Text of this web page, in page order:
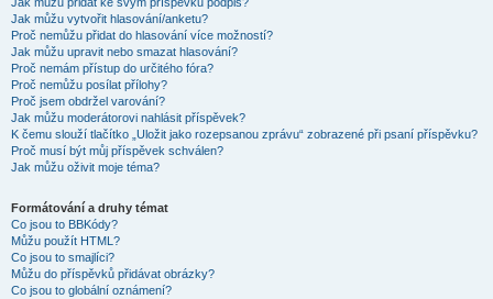
Jak můžu vytvořit hlasování/anketu?
Proč nemůžu přidat do hlasování více možností?
Jak můžu upravit nebo smazat hlasování?
Proč nemám přístup do určitého fóra?
Proč nemůžu posílat přílohy?
Proč jsem obdržel varování?
Jak můžu moderátorovi nahlásit příspěvek?
K čemu slouží tlačítko „Uložit jako rozepsanou zprávu“ zobrazené při psaní příspěvku?
Proč musí být můj příspěvek schválen?
Jak můžu oživit moje téma?
Formátování a druhy témat
Co jsou to BBKódy?
Můžu použít HTML?
Co jsou to smajlíci?
Můžu do příspěvků přidávat obrázky?
Co jsou to globální oznámení?